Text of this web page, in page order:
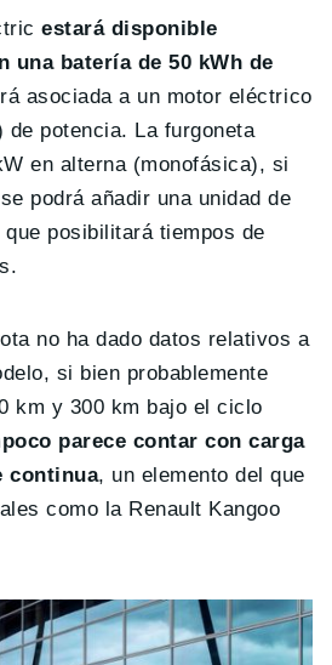
estará disponible
una batería de 50 kWh de
asociada a un motor eléctrico
de potencia. La furgoneta
en alterna (monofásica), si
podrá añadir una unidad de
posibilitará tiempos de
no ha dado datos relativos a
si bien probablemente
km y 300 km bajo el ciclo
parece contar con carga
continua, un elemento del que
como la Renault Kangoo